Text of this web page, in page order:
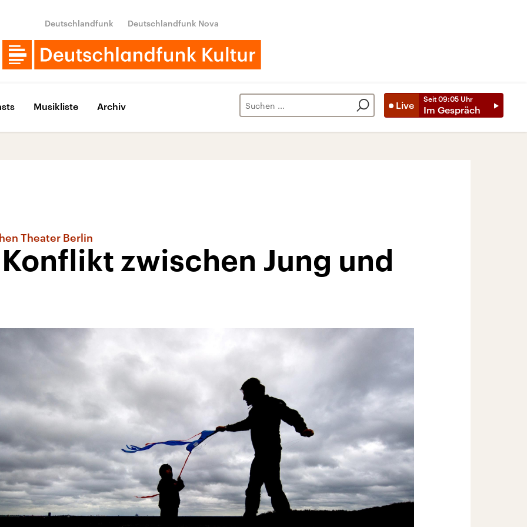
Deutschlandfunk Deutschlandfunk Nova
Live
Seit 09:05 Uhr
Im Gespräch
Musikliste Archiv
Theater Berlin
zwischen Jung und